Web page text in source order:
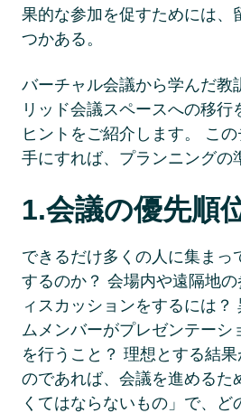
果的な参加を促すためには、
つかある。
バーチャル会議から学んだ教
リッド会議スペースへの移行
ヒントをご紹介します。 こ
手にすれば、プランニングの
1.会議の優先順
できるだけ多くの人に集まっ
するのか？ 会場内や遠隔地
ィスカッションをするには？
ムメンバーがプレゼンテーシ
を行うこと？ 理想とする結
のであれば、会議を進めるた
くてはならないもの」で、ど